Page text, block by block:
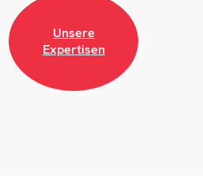
Unsere
Expertisen